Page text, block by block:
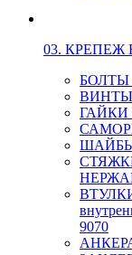
03.
БОЛТЫ
ВИНТЫ
ГАЙКИ
ШАЙБЫ
9070